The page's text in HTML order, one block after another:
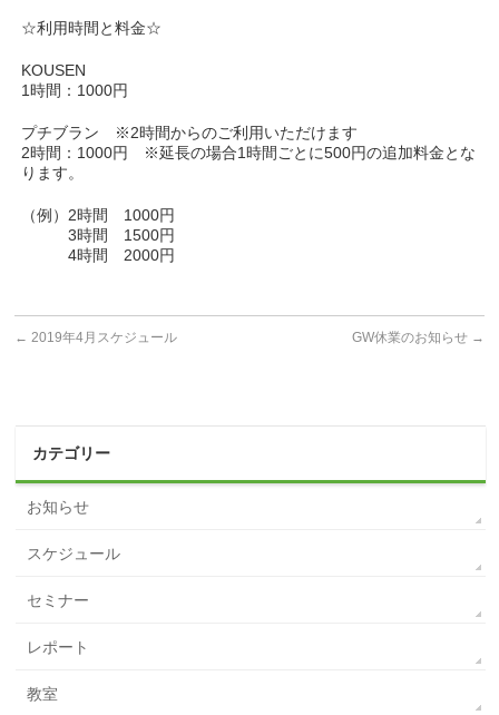
☆利用時間と料金☆
KOUSEN
1時間：1000円
プチブラン ※2時間からのご利用いただけます
2時間：1000円 ※延長の場合1時間ごとに500円の追加料金とな
ります。
（例）2時間 1000円
3時間 1500円
4時間 2000円
← 2019年4月スケジュール GW休業のお知らせ →
カテゴリー
お知らせ
スケジュール
セミナー
レポート
教室